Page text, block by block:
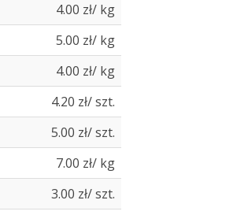
4.00 zł/ kg
5.00 zł/ kg
4.00 zł/ kg
4.20 zł/ szt.
5.00 zł/ szt.
7.00 zł/ kg
3.00 zł/ szt.